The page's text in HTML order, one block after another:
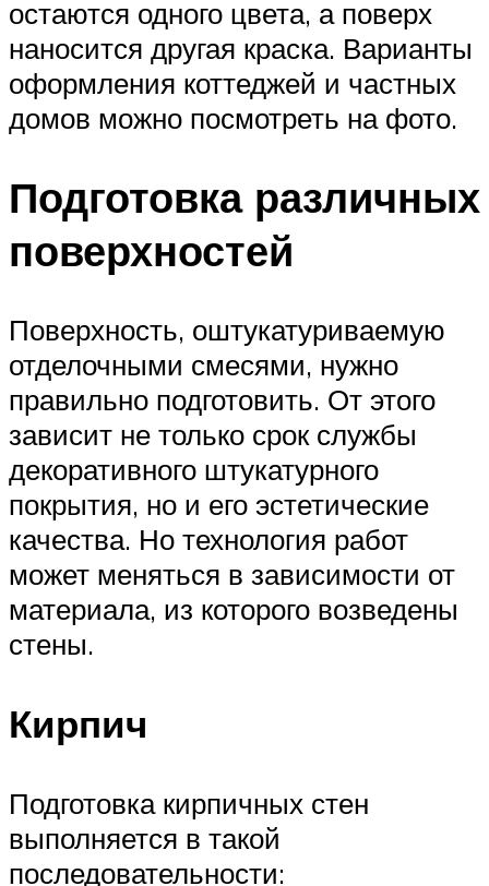
остаются одного цвета, а поверх
наносится другая краска. Варианты
оформления коттеджей и частных
домов можно посмотреть на фото.
Подготовка различных
поверхностей
Поверхность, оштукатуриваемую
отделочными смесями, нужно
правильно подготовить. От этого
зависит не только срок службы
декоративного штукатурного
покрытия, но и его эстетические
качества. Но технология работ
может меняться в зависимости от
материала, из которого возведены
стены.
Кирпич
Подготовка кирпичных стен
выполняется в такой
последовательности: